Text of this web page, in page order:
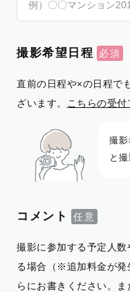
撮影希望日程
直前の日程や×の日程で
ざいます。
こちらの受
撮
と
コメント
撮影に参加する予定人
る場合（※追加料金が発
らにお書きください。